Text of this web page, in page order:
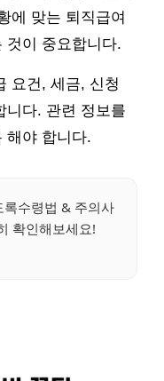
에 맞는 퇴직급여
것이 중요합니다.
요건, 세금, 신청
니다. 관련 정보를
해야 합니다.
수령법 & 주의사
확인해보세요!